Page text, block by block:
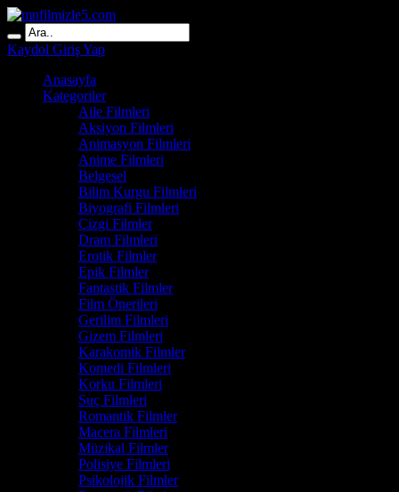
Kaydol Giriş Yap
Anasayfa
Kategoriler
Aile Filmleri
Aksiyon Filmleri
Animasyon Filmleri
Anime Filmleri
Belgesel
Bilim Kurgu Filmleri
Biyografi Filmleri
Çizgi Filmler
Dram Filmleri
Erotik Filmler
Epik Filmler
Fantastik Filmler
Film Önerileri
Gerilim Filmleri
Gizem Filmleri
Karakomik Filmler
Komedi Filmleri
Korku Filmleri
Suç Filmleri
Romantik Filmler
Macera Filmleri
Müzikal Filmler
Polisiye Filmleri
Psikolojik Filmler